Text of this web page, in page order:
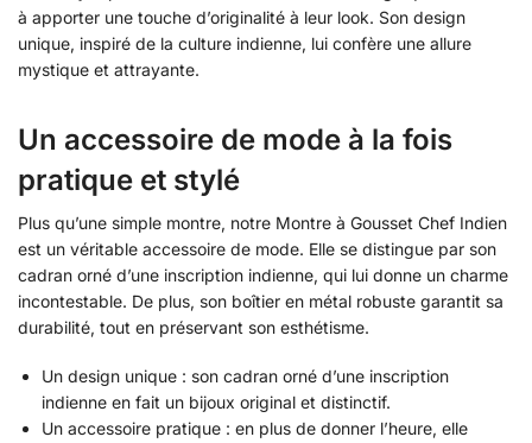
à apporter une touche d’originalité à leur look. Son design
unique, inspiré de la culture indienne, lui confère une allure
mystique et attrayante.
Un accessoire de mode à la fois
pratique et stylé
Plus qu’une simple montre, notre Montre à Gousset Chef Indien
est un véritable accessoire de mode. Elle se distingue par son
cadran orné d’une inscription indienne, qui lui donne un charme
incontestable. De plus, son boîtier en métal robuste garantit sa
durabilité, tout en préservant son esthétisme.
Un design unique : son cadran orné d’une inscription
indienne en fait un bijoux original et distinctif.
Un accessoire pratique : en plus de donner l’heure, elle